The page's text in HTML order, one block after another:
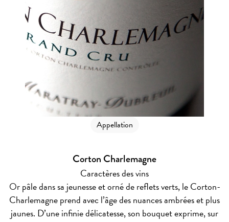
Appellation
Corton Charlemagne
Caractères des vins
Or pâle dans sa jeunesse et orné de reflets verts, le Corton-
Charlemagne prend avec l’âge des nuances ambrées et plus
jaunes. D’une infinie délicatesse, son bouquet exprime, sur